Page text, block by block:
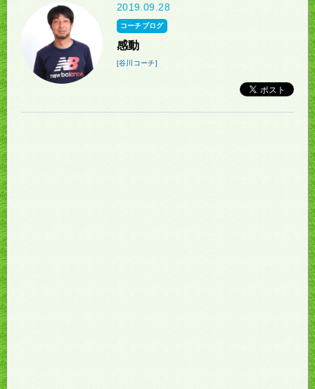
2019.09.28
コーチブログ
感動
[谷川コーチ]